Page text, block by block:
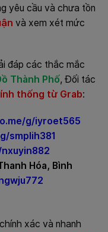
yêu cầu và chưa tồn
và xem xét mức
đáp các thắc mắc
Thành Phố, Đối tác
thống từ Grab:
g/iyroet565
smplih381
Hóa, Bình
xác và nhanh